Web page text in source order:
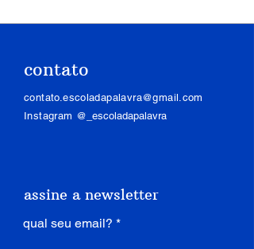
contato
contato.escoladapalavra@gmail.com
Instagram @_escoladapalavra
assine a newsletter
qual seu email?